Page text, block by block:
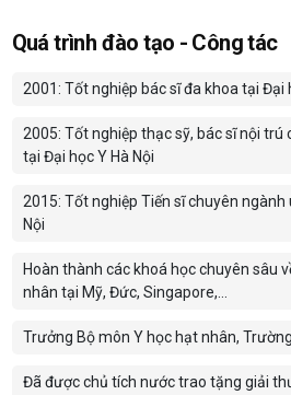
Quá trình đào tạo - Công tác
2001: Tốt nghiệp bác sĩ đa khoa tại Đại
2005: Tốt nghiệp thạc sỹ, bác sĩ nội
tại Đại học Y Hà Nội
2015: Tốt nghiệp Tiến sĩ chuyên
Nội
Hoàn thành các khoá học chuyên sâu
nhân tại Mỹ, Đức, Singapore,…
Trưởng Bộ môn Y học hạt nhân,
Đã được chủ tích nước trao tặng giải